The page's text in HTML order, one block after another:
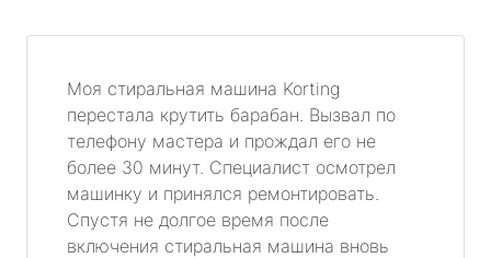
Моя стиральная машина Korting
перестала крутить барабан. Вызвал по
телефону мастера и прождал его не
более 30 минут. Специалист осмотрел
машинку и принялся ремонтировать.
Спустя не долгое время после
включения стиральная машина вновь